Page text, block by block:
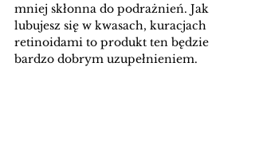
mniej skłonna do podrażnień. Jak
lubujesz się w kwasach, kuracjach
retinoidami to produkt ten będzie
bardzo dobrym uzupełnieniem.